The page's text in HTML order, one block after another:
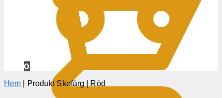
0
Hem Produkt Skofärg Röd